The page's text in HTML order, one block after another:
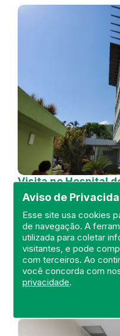
Aviso de
Esse site usa cookies
de navegação. A
utilizada para coletar
visitantes, e pode
com terceiros. Ao
você concorda com
privacidade.
Visita no Hospital
de Cana
DEFIS
04 de July de 2024
FISCALIZAÇÃO
RIO DE
HOSPITAL GERAL
REGIÃO NORTE